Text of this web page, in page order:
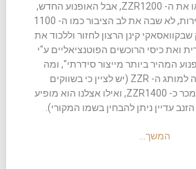
לאחר מכן הם הוציאו את ה- ZZR1200, אבל האופנוע החדש,
למרות יכולותיו הסבירות, לא שבה את לב הציבור כמו ה- 1100
קינן הרצון לחזור וללכוד את
ואת כיסי הרוכשים הפוטנציאליים ע"י
המהיר ביותר מייצור סידרתי", ומה
עדיף מאשר חזרה למותג ה- ZZR (יש לציין כי בשווקים
מסויימים האופנוע נמכר כ- ZZR1400, ואילו אצלנו הוא מופיע
המשך…